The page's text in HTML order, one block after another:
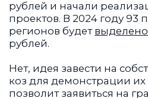
рублей и начали
проектов. В 2024 году 93
регионов будет выделено
рублей.
Нет, идея завести на
коз для демонстрации их
позволит заявиться на